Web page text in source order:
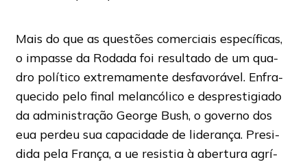
Mais do que as questões comerciais específicas,
o impasse da Rodada foi resultado de um qua-
dro político extremamente desfavorável. Enfra-
quecido pelo final melancólico e desprestigiado
da administração George Bush, o governo dos
eua perdeu sua capacidade de liderança. Presi-
dida pela França, a ue resistia à abertura agrí-